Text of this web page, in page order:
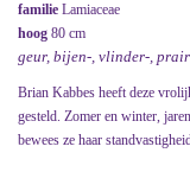
familie Lamiaceae
hoog 80 cm
geur, bijen-, vlinder-,
Brian Kabbes heeft deze
gesteld. Zomer en winter,
bewees ze haar